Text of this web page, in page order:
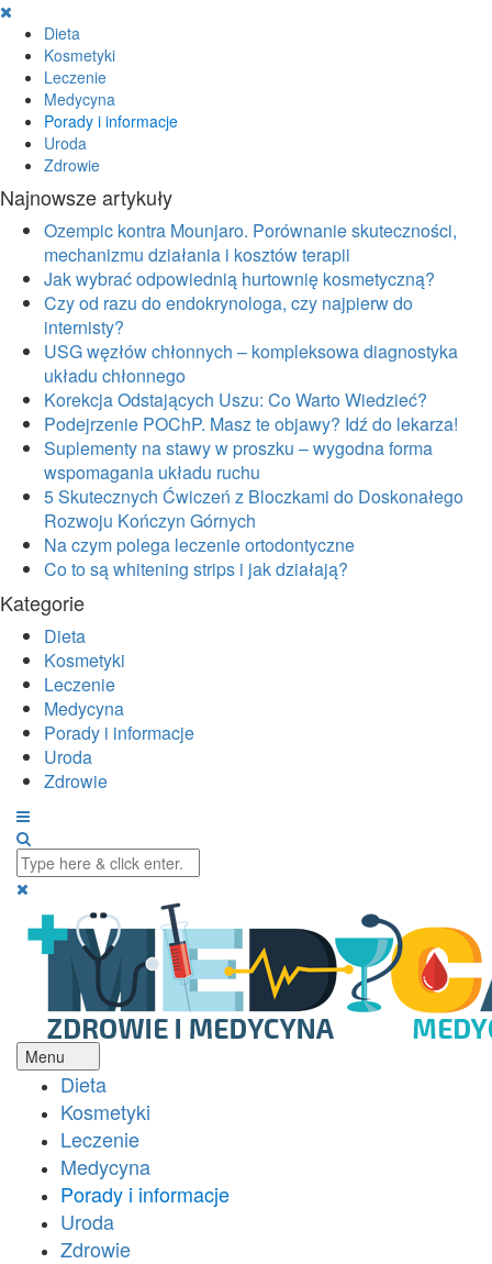
Skip
content
Dieta
Kosmetyki
Leczenie
Medycyna
Porady i informacje
Uroda
Zdrowie
Najnowsze artykuły
Ozempic kontra Mounjaro. Porównanie skuteczności,
mechanizmu działania i kosztów terapii
Jak wybrać odpowiednią hurtownię kosmetyczną?
Czy od razu do endokrynologa, czy najpierw do
internisty?
USG węzłów chłonnych – kompleksowa diagnostyka
układu chłonnego
Korekcja Odstających Uszu: Co Warto Wiedzieć?
Podejrzenie POChP. Masz te objawy? Idź do lekarza!
Suplementy na stawy w proszku – wygodna forma
wspomagania układu ruchu
5 Skutecznych Ćwiczeń z Bloczkami do Doskonałego
Rozwoju Kończyn Górnych
Na czym polega leczenie ortodontyczne
Co to są whitening strips i jak działają?
Kategorie
Dieta
Kosmetyki
Leczenie
Medycyna
Porady i informacje
Uroda
Zdrowie
Menu
Open
the
main
menu
Dieta
Kosmetyki
Leczenie
Medycyna
Porady i informacje
Uroda
Zdrowie